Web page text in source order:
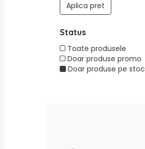
Aplica pret
Status
Toate produsele
Doar produse promo
Doar produse pe stoc